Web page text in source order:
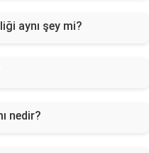
aynı şey mi?
nedir?